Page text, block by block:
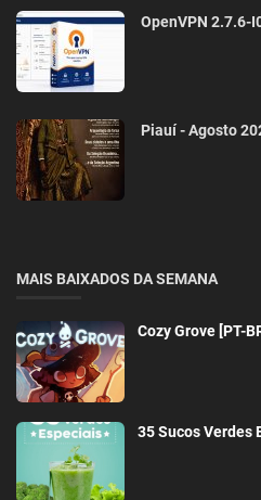
OpenVPN 2.7.6-
Piauí - Agosto
MAIS BAIXADOS DA SEMANA
Cozy Grove [PT-
35 Sucos Verdes